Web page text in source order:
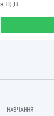
з ПДВ
НАВЧАННЯ